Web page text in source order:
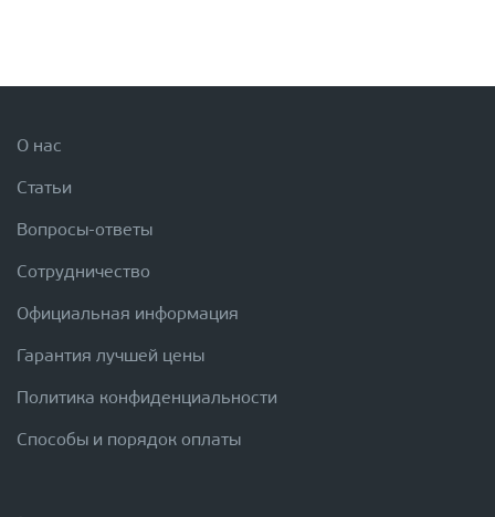
О нас
Статьи
Вопросы-ответы
Сотрудничество
Официальная информация
Гарантия лучшей цены
Политика конфиденциальности
Способы и порядок оплаты